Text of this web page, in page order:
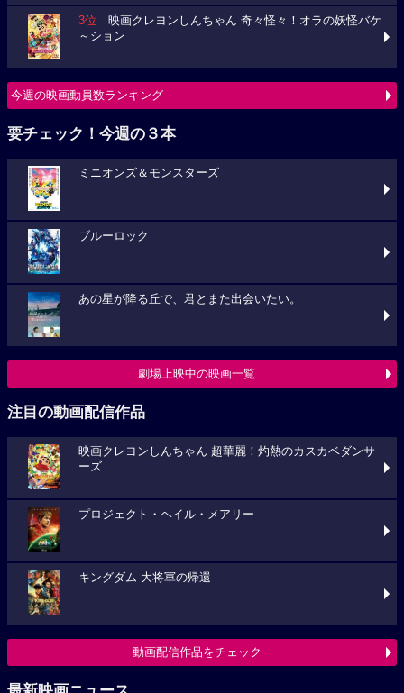
3位 映画クレヨンしんちゃん 奇々怪々！オラの妖怪バケ
～ション
今週の映画動員数ランキング
要チェック！今週の３本
ミニオンズ＆モンスターズ
ブルーロック
あの星が降る丘で、君とまた出会いたい。
劇場上映中の映画一覧
注目の動画配信作品
映画クレヨンしんちゃん 超華麗！灼熱のカスカベダンサ
ーズ
プロジェクト・ヘイル・メアリー
キングダム 大将軍の帰還
動画配信作品をチェック